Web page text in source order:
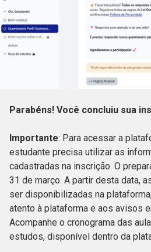
Parabéns! Você concluiu sua
Importante: Para acessar a
estudante precisa utilizar as
cadastradas na inscrição. O
31 de março. A partir desta data,
ser disponibilizadas na
atento à plataforma e aos avisos
Acompanhe o cronograma das
estudos, disponível dentro da